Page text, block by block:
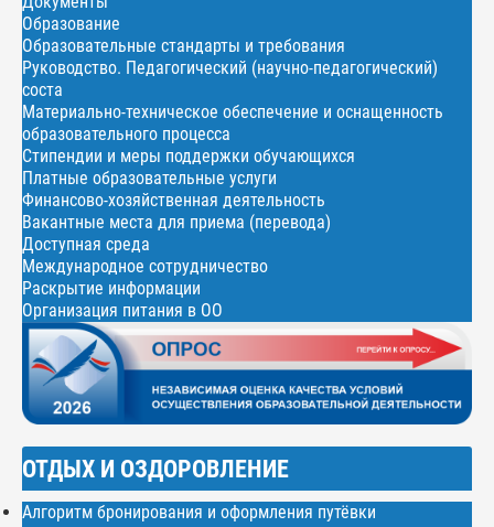
Образование
Образовательные стандарты и требования
Руководство. Педагогический (научно-педагогический)
соста
Материально-техническое обеспечение и оснащенность
образовательного процесса
Стипендии и меры поддержки обучающихся
Платные образовательные услуги
Финансово-хозяйственная деятельность
Вакантные места для приема (перевода)
Доступная среда
Международное сотрудничество
Раскрытие информации
Организация питания в ОО
ОТДЫХ И ОЗДОРОВЛЕНИЕ
Алгоритм бронирования и оформления путёвки